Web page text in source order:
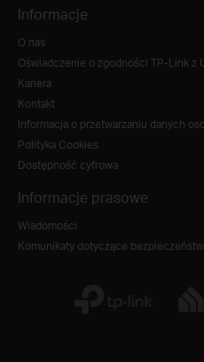
Informacje
O nas
Oświadczenie o zgodności TP-Link z
Kariera
Kontakt
Informacja o przetwarzaniu danych
Polityka Cookies
Dostępność cyfrowa
Informacje prasowe
Wiadomości
Komunikaty dotyczące